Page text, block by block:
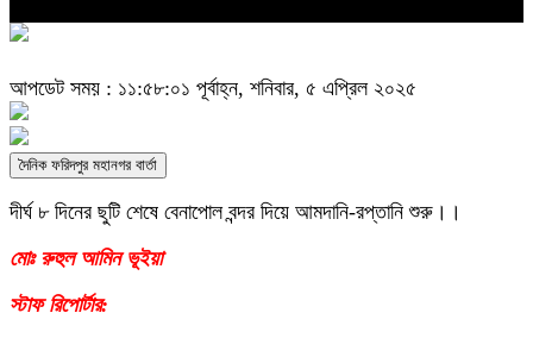
আপডেট সময় : ১১:৫৮:০১ পূর্বাহ্ন, শনিবার, ৫ এপ্রিল ২০২৫
দৈনিক ফরিদপুর মহানগর বার্তা
দীর্ঘ ৮ দিনের ছুটি শেষে বেনাপোল বন্দর দিয়ে আমদানি-রপ্তানি শুরু।।
মোঃ রুহুল আমিন ভূইয়া
স্টাফ রিপোর্টার: